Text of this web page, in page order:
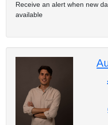
Receive an alert when new
available